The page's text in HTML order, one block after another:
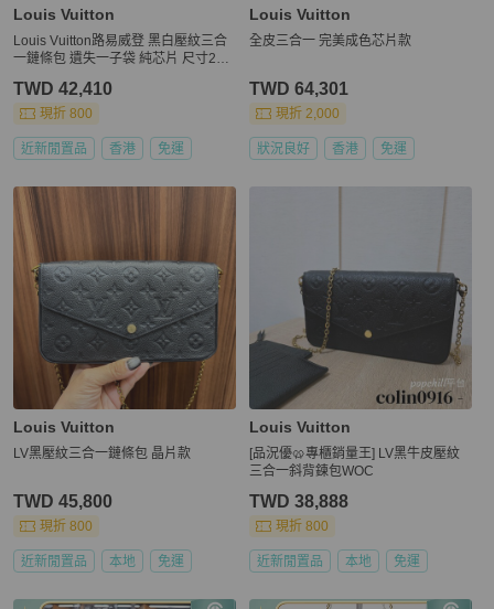
Louis Vuitton
Louis Vuitton路易威登 黑白壓紋三合
一鏈條包 遺失一子袋 純芯片 尺寸21*
TWD 42,410
現折 800
近新閒置品 香港 免運
Louis Vuitton
全皮三合一 完美成色芯片款
TWD 64,301
現折 2,000
狀況良好 香港 免運
Louis Vuitton
LV黑壓紋三合一鏈條包 晶片款
TWD 45,800
現折 800
近新閒置品 本地 免運
Louis Vuitton
[品況優🥨專櫃銷量王] LV黑牛皮壓紋
三合一斜背鍊包WOC
TWD 38,888
現折 800
近新閒置品 本地 免運